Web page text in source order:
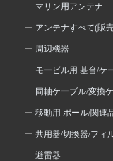
マリン用アンテナ
アンテナすべて(販
周辺機器
モービル用 基台/ケ
同軸ケーブル/変換
移動用 ポール/関連
共用器/切換器/フィ
避雷器